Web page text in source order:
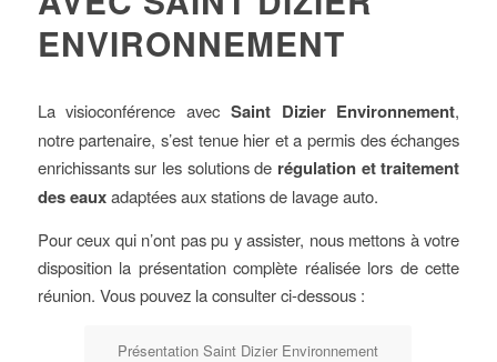
ENVIRONNEMENT
La visioconférence avec Saint Dizier Environnement,
notre partenaire, s’est tenue hier et a permis des échanges
enrichissants sur les solutions de régulation et traitement
des eauxadaptées aux stations de lavage auto.
Pour ceux qui n’ont pas pu y assister, nous mettons à votre
disposition la présentation complète réalisée lors de cette
réunion. Vous pouvez la consulter ci-dessous :
Présentation Saint Dizier Environnement